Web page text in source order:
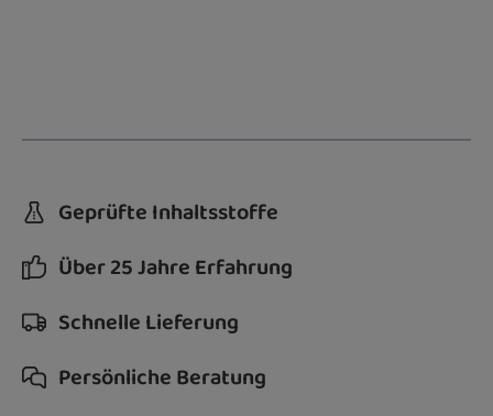
Geprüfte Inhaltsstoffe
Über 25 Jahre Erfahrung
Schnelle Lieferung
Persönliche Beratung